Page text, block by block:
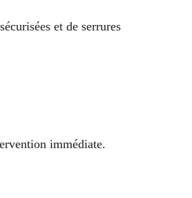
et de serrures
immédiate.